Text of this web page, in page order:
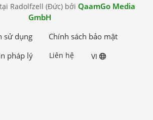
Radolfzell (Đức) bởi QaamGo Media
GmbH
sử dụng
Chính sách bảo mật
pháp lý
Liên hệ VI